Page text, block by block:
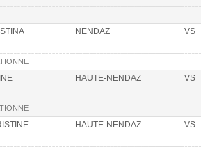
NENDAZ VS
HAUTE-NENDAZ VS
HAUTE-NENDAZ VS